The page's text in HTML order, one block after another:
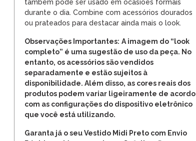
também pode ser usado em ocasiões formais
durante o dia. Combine com acessórios dourados
ou prateados para destacar ainda mais o look.
Observações Importantes: A imagem do “look
completo” é uma sugestão de uso da peça. No
entanto, os acessórios são vendidos
separadamente e estão sujeitos à
disponibilidade. Além disso, as cores reais dos
produtos podem variar ligeiramente de acordo
com as configurações do dispositivo eletrônico
que você está utilizando.
Garanta já o seu Vestido Midi Preto com Envio